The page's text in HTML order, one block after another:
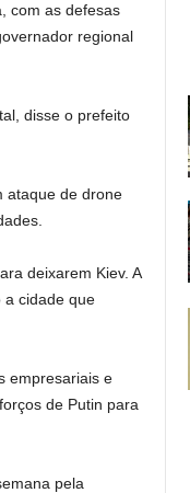
com as defesas
regional
disse o prefeito
ataque de drone
deixarem Kiev. A
a cidade que
empresariais e
de Putin para
pela